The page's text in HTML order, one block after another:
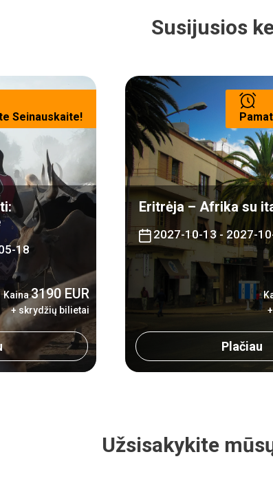
Susijusios
Seinauskaite!
18
Kaina3190 EUR
+ skrydžių bilietai
Eritrėja – Afrika su
2027-10-13 - 2027-
Plačiau
Užsisakykite